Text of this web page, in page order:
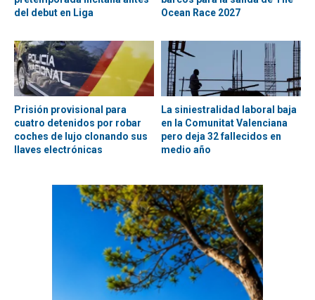
del debut en Liga
Ocean Race 2027
Prisión provisional para
cuatro detenidos por robar
coches de lujo clonando sus
llaves electrónicas
La siniestralidad laboral baja
en la Comunitat Valenciana
pero deja 32 fallecidos en
medio año